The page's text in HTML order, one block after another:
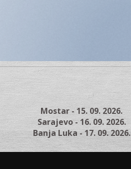
Mostar - 15. 09. 2026.
Sarajevo - 16. 09. 2026.
Banja Luka - 17. 09. 2026.